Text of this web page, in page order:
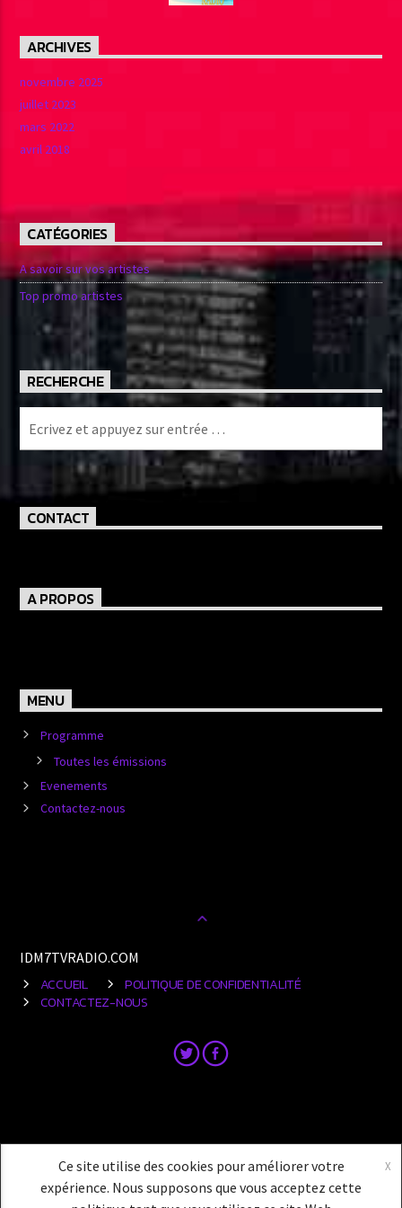
ARCHIVES
novembre 2025
juillet 2023
mars 2022
avril 2018
CATÉGORIES
A savoir sur vos artistes
Top promo artistes
RECHERCHE
CONTACT
A PROPOS
MENU
Programme
Toutes les émissions
Evenements
Contactez-nous
IDM7TVRADIO.COM
ACCUEIL
POLITIQUE DE CONFIDENTIALITÉ
CONTACTEZ-NOUS
Ce site utilise des cookies pour améliorer votre
expérience. Nous supposons que vous acceptez cette
X